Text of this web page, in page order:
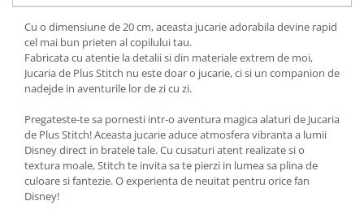
Cu o dimensiune de 20 cm, aceasta jucarie adorabila devine rapid
cel mai bun prieten al copilului tau.
Fabricata cu atentie la detalii si din materiale extrem de moi,
Jucaria de Plus Stitch nu este doar o jucarie, ci si un companion de
nadejde in aventurile lor de zi cu zi.
Pregateste-te sa pornesti intr-o aventura magica alaturi de Jucaria
de Plus Stitch! Aceasta jucarie aduce atmosfera vibranta a lumii
Disney direct in bratele tale. Cu cusaturi atent realizate si o
textura moale, Stitch te invita sa te pierzi in lumea sa plina de
culoare si fantezie. O experienta de neuitat pentru orice fan
Disney!